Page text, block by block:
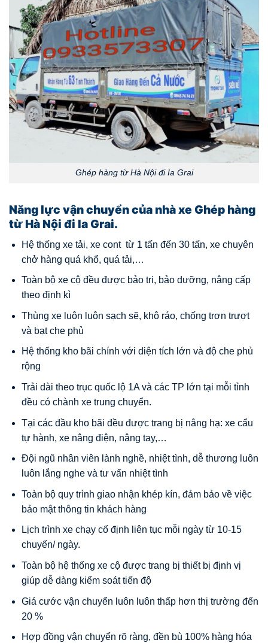
Ghép hàng từ Hà Nội đi Ia Grai
Năng lực vận chuyển của nhà xe Ghép hàng
từ Hà Nội đi Ia Grai.
Hệ thống xe tải, xe cont từ 1 tấn đến 30 tấn, xe chuyên
chở hàng quá khổ, quá tải,…
Toàn bộ xe cộ đều được bảo tri, bảo dưỡng, nâng cấp
theo định kì
Thùng xe luôn luôn sạch sẽ, khô ráo, chống trơn trượt
và bạt che phủ
Hệ thống kho bãi chính với diện tích lớn và độ che phủ
rộng
Trải dài theo trục quốc lộ 1A và các TP lớn tại mỗi tỉnh
đều có chành xe trung chuyển.
Tại các đầu kho bãi đều được trang bị nâng hạ: xe cẩu
tự hành, xe nâng điện, nâng tay,…
Đội ngũ nhân viên lành nghề, nhiệt tình, dễ thương luôn
luôn lắng nghe và tư vấn nhiệt tình
Toàn bộ quy trình giao nhận khép kín, đảm bảo về việc
bảo mật thông tin khách hàng
Lịch trình xe chạy cố định liên tục mỗi ngày từ 10-15
chuyến/ ngày.
Toàn bộ hệ thống xe cộ được trang bị thiết bị định vị
giúp dễ dàng kiểm soát tiến độ
Giá cước vận chuyển luôn luôn thấp hơn thị trường đến
20 %
Hợp đồng vận chuyển rõ ràng, đền bù 100% hàng hóa